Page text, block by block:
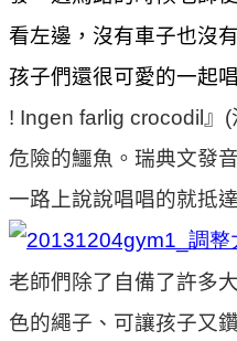
看左邊，沒有車子也沒
孩子們還很可愛的一起
! Ingen farlig crocodil 』 (
危險的鱷魚。瑞典文發
一路上說說唱唱的就抵
老師們除了自備了許多
色的繩子、可讓孩子又